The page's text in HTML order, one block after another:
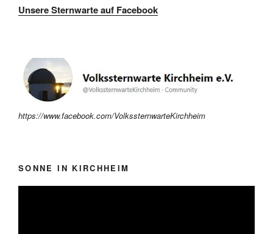
Unsere Sternwarte auf Facebook
https://www.facebook.com/VolkssternwarteKirchheim
SONNE IN KIRCHHEIM